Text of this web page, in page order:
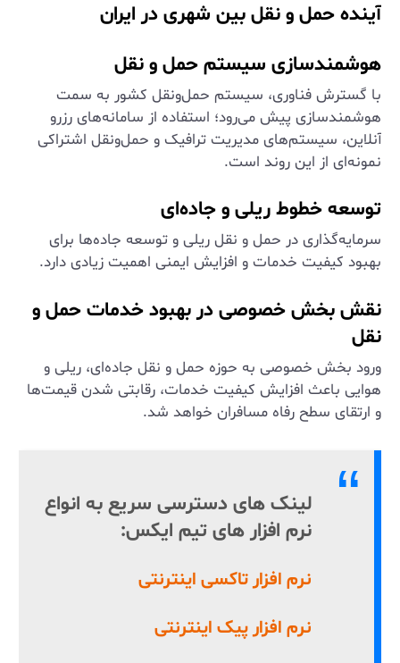
آینده حمل و نقل بین شهری در ایران
هوشمندسازی سیستم حمل و نقل
با گسترش فناوری، سیستم حمل‌ونقل کشور به سمت
هوشمندسازی پیش می‌رود؛ استفاده از سامانه‌های رزرو
آنلاین، سیستم‌های مدیریت ترافیک و حمل‌ونقل اشتراکی
نمونه‌ای از این روند است.
توسعه خطوط ریلی و جاده‌ای
سرمایه‌گذاری در حمل و نقل ریلی و توسعه جاده‌ها برای
بهبود کیفیت خدمات و افزایش ایمنی اهمیت زیادی دارد.
نقش بخش خصوصی در بهبود خدمات حمل و
نقل
ورود بخش خصوصی به حوزه حمل و نقل جاده‌ای، ریلی و
هوایی باعث افزایش کیفیت خدمات، رقابتی شدن قیمت‌ها
و ارتقای سطح رفاه مسافران خواهد شد.
لینک های دسترسی سریع به انواع
نرم افزار های تیم ایکس:
نرم افزار تاکسی اینترنتی
نرم افزار پیک اینترنتی